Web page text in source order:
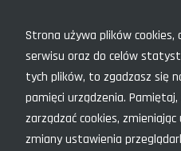
Strona używa plików cookies,
serwisu oraz do celów
tych plików, to zgadzasz się
pamięci urządzenia.
zarządzać cookies,
zmiany ustawienia